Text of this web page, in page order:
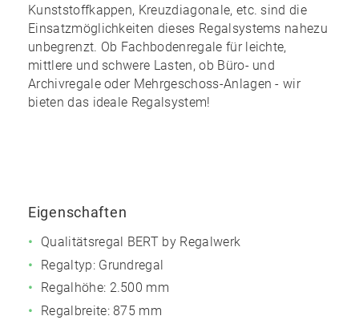
Kunststoffkappen, Kreuzdiagonale, etc. sind die
Einsatzmöglichkeiten dieses Regalsystems nahezu
unbegrenzt. Ob Fachbodenregale für leichte,
mittlere und schwere Lasten, ob Büro- und
Archivregale oder Mehrgeschoss-Anlagen - wir
bieten das ideale Regalsystem!
Eigenschaften
Qualitätsregal BERT by Regalwerk
Regaltyp: Grundregal
Regalhöhe: 2.500 mm
Regalbreite: 875 mm